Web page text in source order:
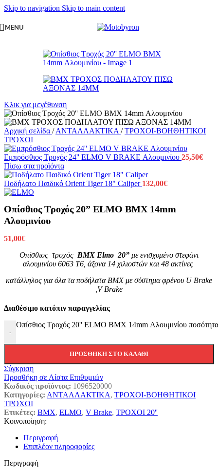
Skip to navigation Skip to main content
MENU
Κλικ για μεγέθυνση
Αρχική σελίδα / ΑΝΤΑΛΛΑΚΤΙΚΑ / ΤΡΟΧΟΙ-ΒΟΗΘΗΤΙΚΟΙ
ΤΡΟΧΟΙ
Εμπρόσθιος Τροχός 24'' ELMO V BRAKE Αλουμινίου 25,50€
Πίσω στα προϊόντα
Ποδήλατο Παιδικό Orient Tiger 18" Caliper 132,00€
Οπίσθιος Τροχός 20” ELMO BMX 14mm
Αλουμινίου
51,00€
Οπίσθιος τροχός BMX Elmo 20” με ενισχυμένο στεφάνι
αλουμινίου 6063 Τ6, άξονα 14 χιλιοστών και 48 ακτίνες
κατάλληλος για όλα τα ποδήλατα BMX με σύστημα φρένου U Brake
,V Brake
Διαθέσιμο κατόπιν παραγγελίας
-
Οπίσθιος Τροχός 20'' ELMO BMX 14mm Αλουμινίου ποσότητα
ΠΡΟΣΘΉΚΗ ΣΤΟ ΚΑΛΆΘΙ
Σύγκριση
Προσθήκη σε Λίστα Επιθυμιών
Κωδικός προϊόντος: 1096520000
Κατηγορίες: ΑΝΤΑΛΛΑΚΤΙΚΑ, ΤΡΟΧΟΙ-ΒΟΗΘΗΤΙΚΟΙ
ΤΡΟΧΟΙ
Ετικέτες: BMX, ELMO, V Brake, ΤΡΟΧΟΙ 20''
Κοινοποίηση:
Περιγραφή
Επιπλέον πληροφορίες
Περιγραφή